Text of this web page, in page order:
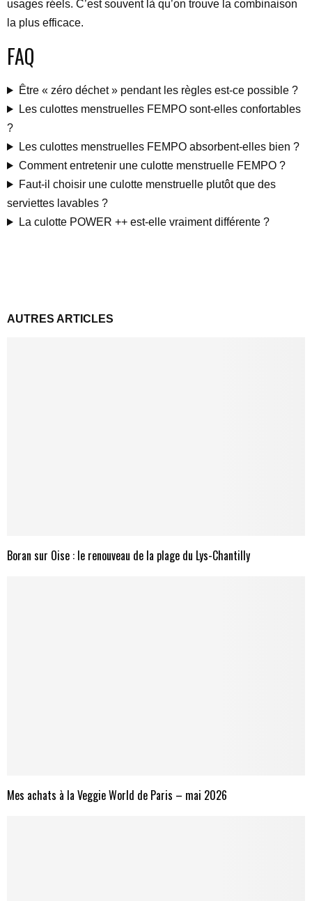
usages réels. C’est souvent là qu’on trouve la combinaison
la plus efficace.
FAQ
Être « zéro déchet » pendant les règles est-ce possible ?
Les culottes menstruelles FEMPO sont-elles confortables
?
Les culottes menstruelles FEMPO absorbent-elles bien ?
Comment entretenir une culotte menstruelle FEMPO ?
Faut-il choisir une culotte menstruelle plutôt que des
serviettes lavables ?
La culotte POWER ++ est-elle vraiment différente ?
AUTRES ARTICLES
Boran sur Oise : le renouveau de la plage du Lys-Chantilly
Mes achats à la Veggie World de Paris – mai 2026